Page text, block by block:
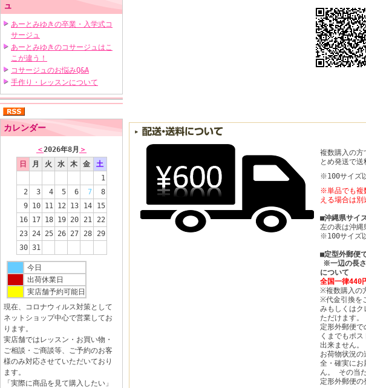
ュ
あーとみゆきの卒業・入学式コ
サージュ
あーとみゆきのコサージュはこ
こが違う！
コサージュのお悩みQ&A
手作り・レッスンについて
カレンダー
＜2026年8月 ＞
日
月 火 水 木 金
土
1
2
3 4 5 6 7
8
9
10 11 12 13 14
15
16
17 18 19 20 21
22
23
24 25 26 27 28
29
30 31
今日
出荷休業日
実店舗予約可能日
現在、コロナウィルス対策として
ネットショップ中心で営業してお
ります。
実店舗ではレッスン・お買い物・
ご相談・ご商談等、ご予約のお客
様のみ対応させていただいており
ます。
「実際に商品を見て購入したい」
複数購入の方
とめ発送で送
※100サイズ
※単品でも複
える場合は
■沖縄県サイ
左の表は沖縄
※100サイズ
■定型外郵便
※一辺の長
について
全国一律440
※複数購入の
※代金引換を
みもしくはク
ただけます。
定形外郵便
くまでもポ
出来ません。
お荷物状況
全・確実にお
ん。 その当
定形外郵便の